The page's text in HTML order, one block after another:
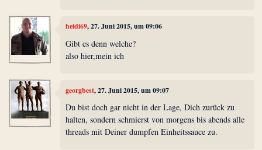
heidi69, 27. Juni 2015, um 09:06
Gibt es denn welche?
also hier,mein ich
georgbest, 27. Juni 2015, um 09:07
Du bist doch gar nicht in der Lage, Dich zurück zu
halten, sondern schmierst von morgens bis abends alle
threads mit Deiner dumpfen Einheitssauce zu.